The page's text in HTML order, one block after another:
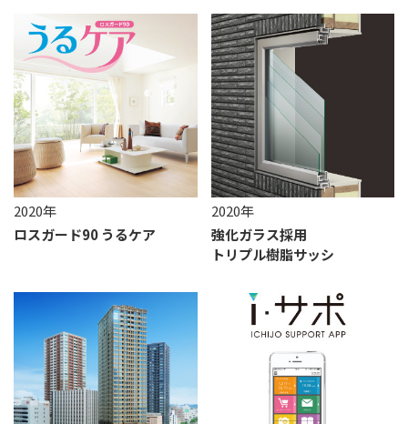
2020年
ロスガード90 うるケア
2020年
強化ガラス採用
トリプル樹脂サッシ